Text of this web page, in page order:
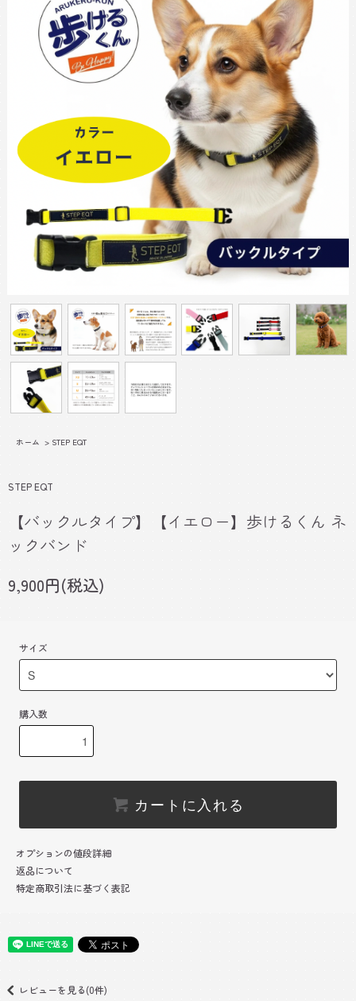
ホーム > STEP EQT
STEP EQT
【バックルタイプ】【イエロー】歩けるくん ネ
ックバンド
9,900円(税込)
サイズ
購入数
カートに入れる
オプションの値段詳細
返品について
特定商取引法に基づく表記
レビューを見る(0件)